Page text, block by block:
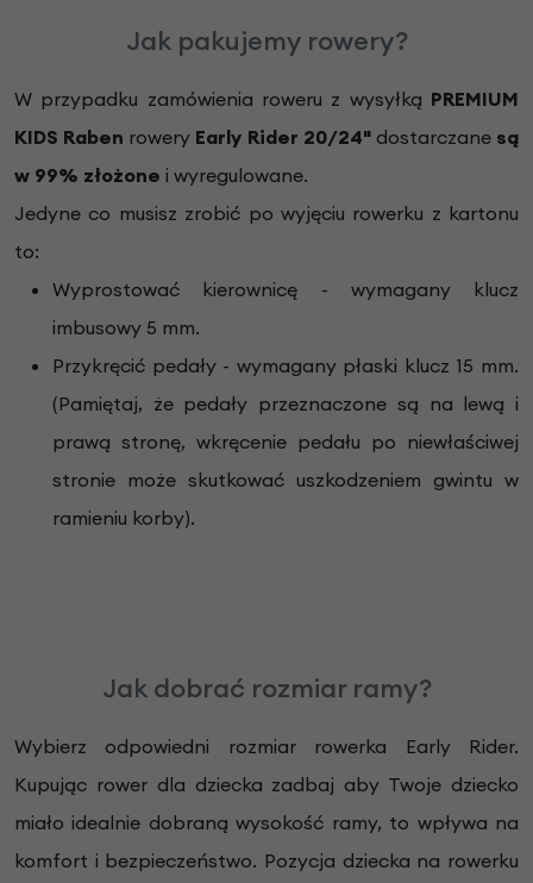
Jak pakujemy rowery?
W przypadku zamówienia roweru z wysyłką PREMIUM
KIDS Raben rowery Early Rider 20/24"dostarczanesą
w 99% złożone i wyregulowane.
Jedyne co musisz zrobić po wyjęciu rowerku z kartonu
to:
Wyprostować kierownicę - wymagany klucz
imbusowy 5 mm.
Przykręcić pedały - wymagany płaski klucz 15 mm.
(Pamiętaj, że pedały przeznaczone są na lewą i
prawą stronę, wkręcenie pedału po niewłaściwej
stronie może skutkować uszkodzeniem gwintu w
ramieniu korby).
Jak dobrać rozmiar ramy?
Wybierz odpowiedni rozmiar rowerka Early Rider.
Kupując rower dla dziecka zadbaj aby Twoje dziecko
miało idealnie dobraną wysokość ramy, to wpływa na
komfort i bezpieczeństwo. Pozycja dziecka na rowerku